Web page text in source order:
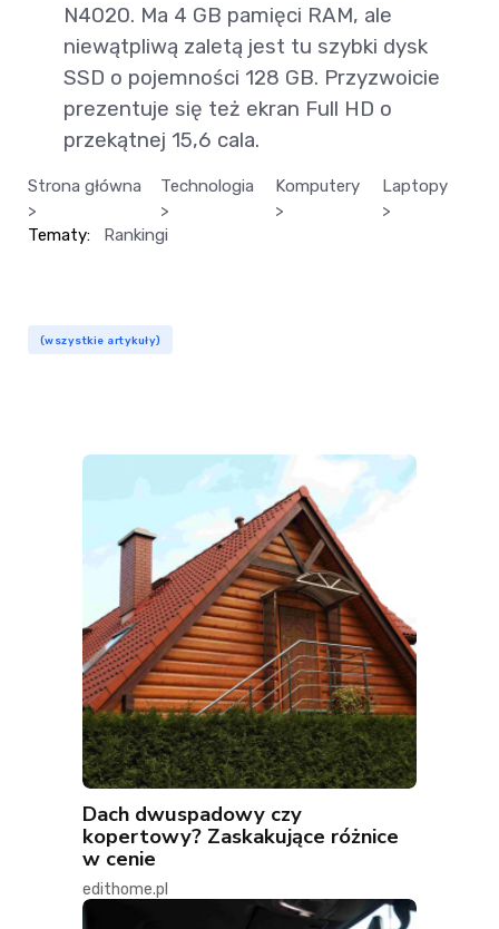
N4020. Ma 4 GB pamięci RAM, ale
niewątpliwą zaletą jest tu szybki dysk
SSD o pojemności 128 GB. Przyzwoicie
prezentuje się też ekran Full HD o
przekątnej 15,6 cala.
Strona główna
>
Technologia
>
Komputery
>
Laptopy
>
Tematy:
Rankingi
(wszystkie artykuły)
Dach dwuspadowy czy
kopertowy? Zaskakujące różnice
w cenie
edithome.pl